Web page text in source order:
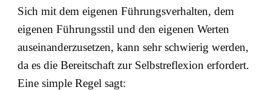
Sich mit dem eigenen Führungsverhalten, dem
eigenen Führungsstil und den eigenen Werten
auseinanderzusetzen, kann sehr schwierig werden,
da es die Bereitschaft zur Selbstreflexion erfordert.
Eine simple Regel sagt: